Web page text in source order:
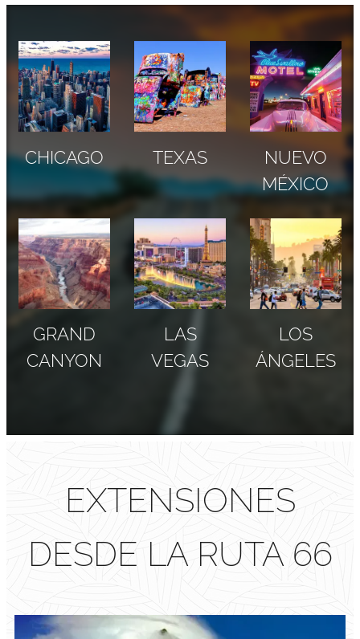
CHICAGO TEXAS
NUEVO
MÉXICO
GRAND
CANYON
LAS
VEGAS
LOS
ÁNGELES
EXTENSIONES
DESDE LA RUTA 66